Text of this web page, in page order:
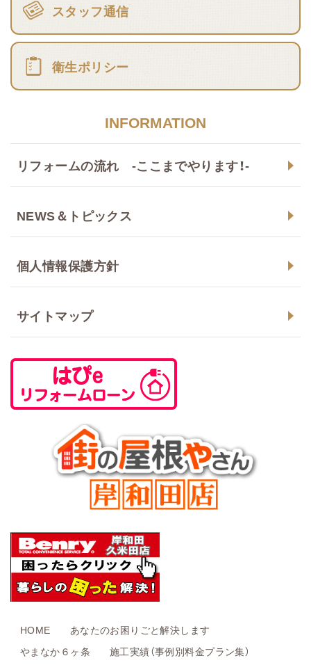
スタッフ通信
衛生ポリシー
INFORMATION
リフォームの流れ -ここまでやります！-
NEWS＆トピックス
個人情報保護方針
サイトマップ
HOME
あなたのお困りごと解決します
やまなか６ヶ条
施工実績（事例別料金プラン集）